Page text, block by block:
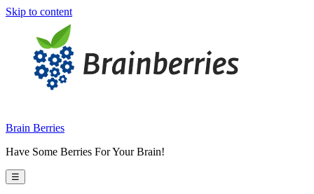
Skip to content
Brain Berries
Have Some Berries For Your Brain!
☰